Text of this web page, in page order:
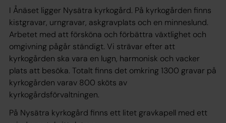
I Ånäset ligger Nysätra kyrkogård. På kyrkogården finns
kistgravar, urngravar, askgravplats och en minneslund.
Arbetet med att försköna och förbättra växtlighet och
omgivning pågår ständigt. Vi strävar efter att
kyrkogården ska vara en lugn, harmonisk och vacker
plats att besöka. Totalt finns det omkring 1300 gravar på
kyrkogården varav 800 sköts av
kyrkogårdsförvaltningen.
På Nysätra kyrkogård finns ett litet gravkapell med ett